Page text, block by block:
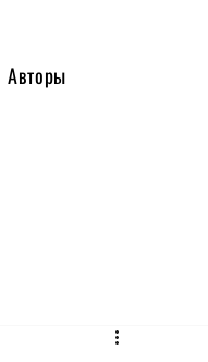
Авторы